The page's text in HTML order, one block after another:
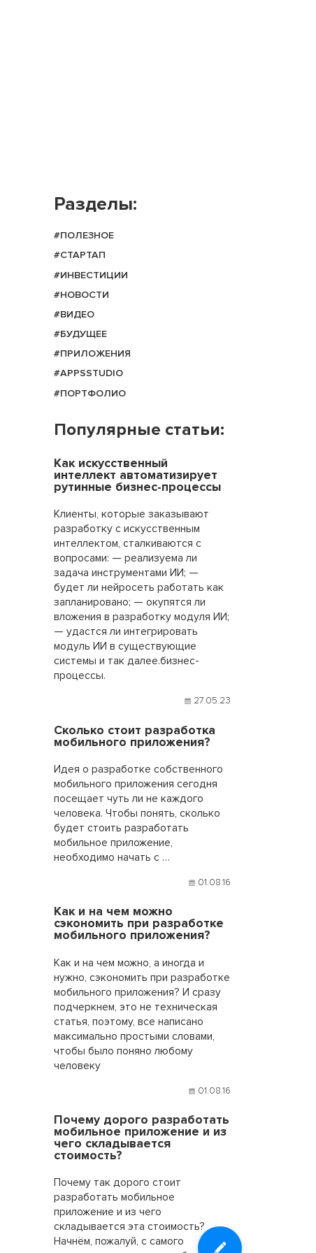
Разделы:
#ПОЛЕЗНОЕ
#СТАРТАП
#ИНВЕСТИЦИИ
#НОВОСТИ
#ВИДЕО
#БУДУЩЕЕ
#ПРИЛОЖЕНИЯ
#APPSSTUDIO
#ПОРТФОЛИО
Популярные статьи:
Как искусственный
интеллект автоматизирует
рутинные бизнес-процессы
Клиенты, которые заказывают
разработку с искусственным
интеллектом, сталкиваются с
вопросами: — реализуема ли
задача инструментами ИИ; —
будет ли нейросеть работать как
запланировано; — окупятся ли
вложения в разработку модуля ИИ;
— удастся ли интегрировать
модуль ИИ в существующие
системы и так далее.бизнес-
процессы.
27.05.23
Сколько стоит разработка
мобильного приложения?
Идея о разработке собственного
мобильного приложения сегодня
посещает чуть ли не каждого
человека. Чтобы понять, сколько
будет стоить разработать
мобильное приложение,
необходимо начать с …
01.08.16
Как и на чем можно
сэкономить при разработке
мобильного приложения?
Как и на чем можно, а иногда и
нужно, сэкономить при разработке
мобильного приложения? И сразу
подчеркнем, это не техническая
статья, поэтому, все написано
максимально простыми словами,
чтобы было поняно любому
человеку
01.08.16
Почему дорого разработать
мобильное приложение и из
чего складывается
стоимость?
Почему так дорого стоит
разработать мобильное
приложение и из чего
складывается эта стоимость?
Начнём, пожалуй, с самого